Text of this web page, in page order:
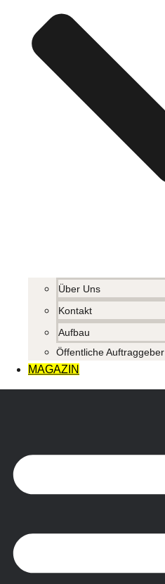
Über Uns
Kontakt
Aufbau
Öffentliche Auftraggeber
MAGAZIN